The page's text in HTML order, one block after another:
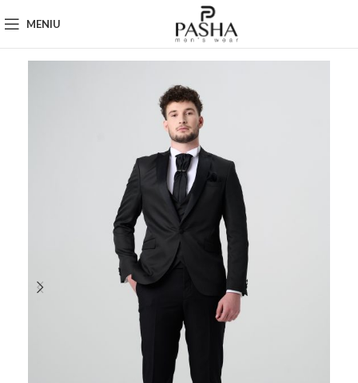
MENIU